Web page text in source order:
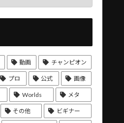
動画 チャンピオン
プロ 公式 画像
Worlds メタ
その他 ビギナー